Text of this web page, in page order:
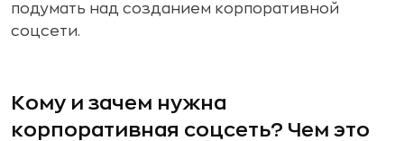
подумать над созданием корпоративной
соцсети.
Кому и зачем нужна
корпоративная соцсеть? Чем это